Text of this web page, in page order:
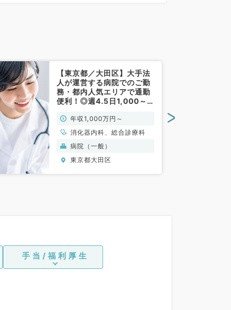
【東京都／大田区】大手法
人が運営する病院でのご勤
務・都内人気エリアで通勤
便利！◎週4.5日1,000～
常勤）年収1,000万円～
消化器内科、総合診療科
病院（一般）
東京都大田区
>
手当/福利厚生